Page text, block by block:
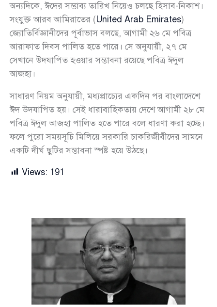
অন্যদিকে, ঈদের সম্ভাব্য তারিখ নিয়েও চলছে হিসাব-নিকাশ।
সংযুক্ত আরব আমিরাতের (United Arab Emirates)
জ্যোতির্বিজ্ঞানীদের পূর্বাভাস বলছে, আগামী ২৬ মে পবিত্র
আরাফাত দিবস পালিত হতে পারে। সে অনুযায়ী, ২৭ মে
সেখানে উদযাপিত হওয়ার সম্ভাবনা রয়েছে পবিত্র ঈদুল
আজহা।
সাধারণ নিয়ম অনুযায়ী, মধ্যপ্রাচ্যের একদিন পর বাংলাদেশে
ঈদ উদযাপিত হয়। সেই ধারাবাহিকতায় দেশে আগামী ২৮ মে
পবিত্র ঈদুল আজহা পালিত হতে পারে বলে ধারণা করা হচ্ছে।
ফলে পুরো সময়সূচি মিলিয়ে সরকারি চাকরিজীবীদের সামনে
একটি দীর্ঘ ছুটির সম্ভাবনা স্পষ্ট হয়ে উঠছে।
Views: 191